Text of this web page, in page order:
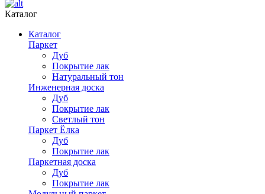
Каталог
Каталог
Паркет
Дуб
Покрытие лак
Натуральный тон
Инженерная доска
Дуб
Покрытие лак
Светлый тон
Паркет Ёлка
Дуб
Покрытие лак
Паркетная доска
Дуб
Покрытие лак